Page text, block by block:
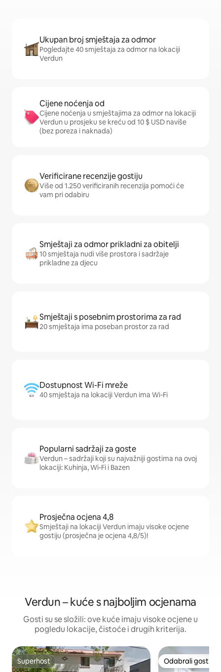
Ukupan broj smještaja za odmor
Pogledajte 40 smještaja za odmor na lokaciji
Verdun
Cijene noćenja od
Cijene noćenja u smještajima za odmor na lokaciji
Verdun u prosjeku se kreću od 10 $ USD naviše
(bez poreza i naknada)
Verificirane recenzije gostiju
Više od 1.250 verificiranih recenzija pomoći će
vam pri odabiru
Smještaji za odmor prikladni za obitelji
10 smještaja nudi više prostora i sadržaje
prikladne za djecu
Smještaji s posebnim prostorima za rad
20 smještaja ima poseban prostor za rad
Dostupnost Wi-Fi mreže
40 smještaja na lokaciji Verdun ima Wi-Fi
Popularni sadržaji za goste
Verdun – sadržaji koji su najvažniji gostima na ovoj
lokaciji: Kuhinja, Wi-Fi i Bazen
Prosječna ocjena 4,8
Smještaji na lokaciji Verdun imaju visoke ocjene
gostiju (prosječna je ocjena 4,8/5)!
Verdun – kuće s najboljim ocjenama
Gosti su se složili: ove kuće imaju visoke ocjene u
pogledu lokacije, čistoće i drugih kriterija.
Superhost
Superhost Odabrali gosti
Odabrali gosti